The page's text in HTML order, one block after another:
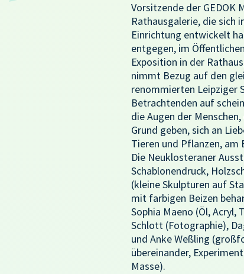
Vorsitzende der GEDOK
Rathausgalerie, die sich
Einrichtung entwickelt
entgegen, im
Exposition in der
nimmt Bezug auf den
renommierten Leipziger
Betrachtenden auf
die Augen der
Grund geben, sich an
Tieren und Pflanzen, am
Die Neuklosteraner
Schablonendruck,
(kleine Skulpturen auf
mit farbigen Beizen
Sophia Maeno (Öl, Acryl,
Schlott (Fotographie),
und Anke Weßling
übereinander,
Masse).